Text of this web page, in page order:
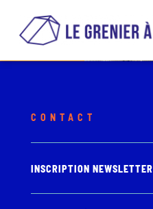
CONTACT
INSCRIPTION NEWSLETTER